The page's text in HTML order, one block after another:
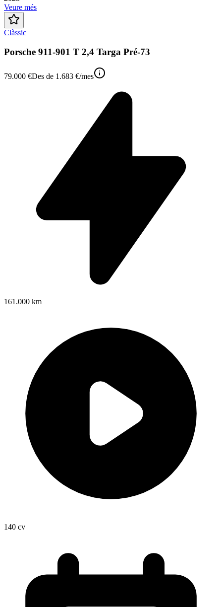
Veure més
Clàssic
Porsche 911-901 T 2,4 Targa Pré-73
79.000 €Des de 1.683 €/mes
161.000 km
140 cv